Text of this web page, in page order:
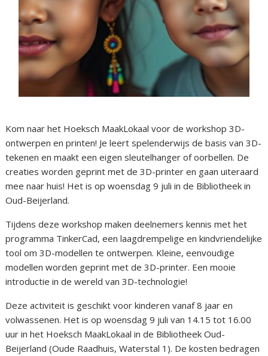
Kom naar het Hoeksch MaakLokaal voor de workshop 3D-
ontwerpen en printen! Je leert spelenderwijs de basis van 3D-
tekenen en maakt een eigen sleutelhanger of oorbellen. De
creaties worden geprint met de 3D-printer en gaan uiteraard
mee naar huis! Het is op woensdag 9 juli in de Bibliotheek in
Oud-Beijerland.
Tijdens deze workshop maken deelnemers kennis met het
programma TinkerCad, een laagdrempelige en kindvriendelijke
tool om 3D-modellen te ontwerpen. Kleine, eenvoudige
modellen worden geprint met de 3D-printer. Een mooie
introductie in de wereld van 3D-technologie!
Deze activiteit is geschikt voor kinderen vanaf 8 jaar en
volwassenen. Het is op woensdag 9 juli van 14.15 tot 16.00
uur in het Hoeksch MaakLokaal in de Bibliotheek Oud-
Beijerland (Oude Raadhuis, Waterstal 1). De kosten bedragen